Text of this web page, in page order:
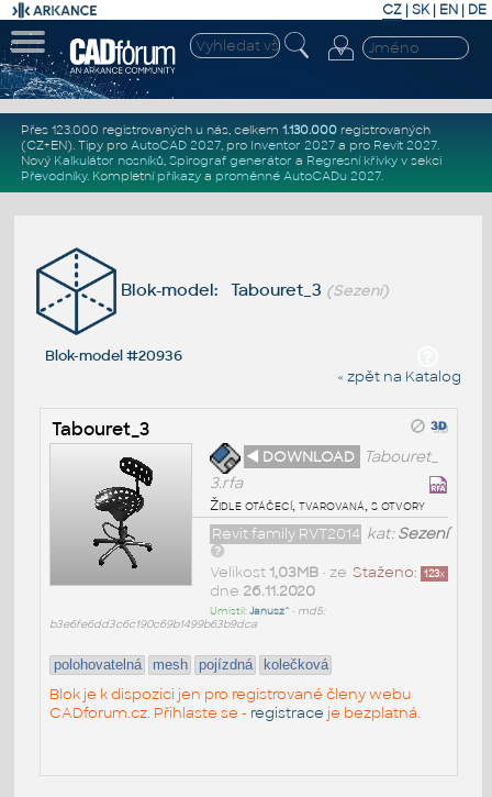
CZ | SK| EN | DE
Přes 123.000 registrovaných u nás, celkem 1.130.000registrovaných
(CZ+EN). Tipy pro AutoCAD 2027, pro Inventor 2027a pro Revit 2027.
Nový Kalkulátor nosníků, Spirograf generátor a Regresní křivkyv sekci
Převodníky. Kompletní příkazya proměnné AutoCADu 2027.
Blok-model: Tabouret_3 (Sezení)
Blok-model #20936
« zpět na Katalog
Tabouret_3
◄ DOWNLOAD
Tabouret_
3.rfa
Židle otáčecí, tvarovaná, s otvory
kat:Sezení
Revit family RVT2014
Staženo: 123x
Velikost 1,03MB• ze
dne 26.11.2020
Umístil:Janusz^ • md5:
b3e6fe6dd3c6c190c69b1499b63b9dca
polohovatelná mesh pojízdná kolečková
Blok je k dispozici jen pro registrované členy webu
CADforum.cz. Přihlaste se - registrace je bezplatná.